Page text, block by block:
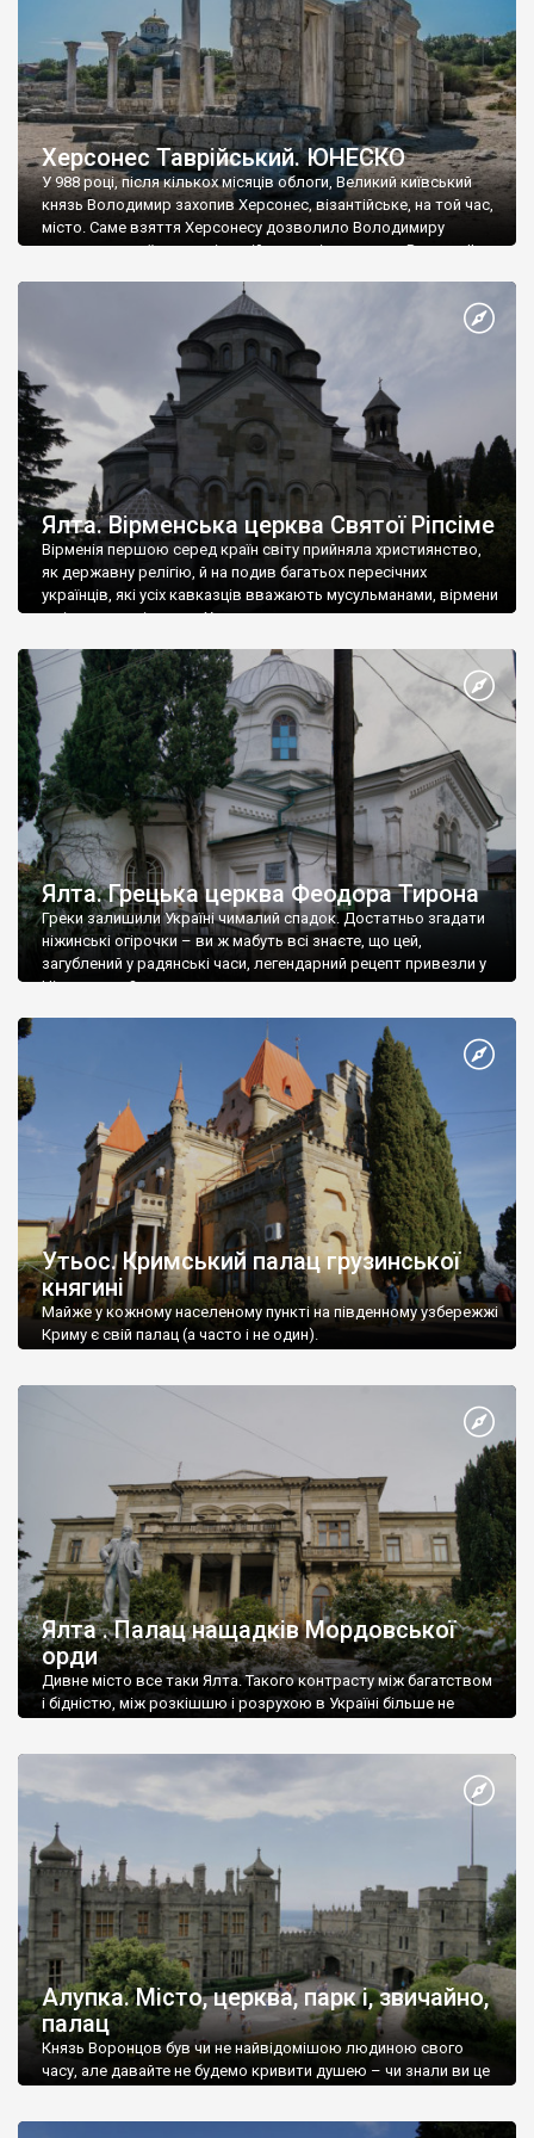
Херсонес Таврійський. ЮНЕСКО
У 988 році, після кількох місяців облоги, Великий київський
князь Володимир захопив Херсонес, візантійське, на той час,
місто. Саме взяття Херсонесу дозволило Володимиру
диктувати свої умови візантійському імператору Василю ІІ, та
Херсонесі Володимир-язичник, став Василем-християнином.
А потім було Хрещення Русі. На честь Херсонесу Таврійського
Ялта. Вірменська церква Святої Ріпсіме
Вірменія першою серед країн світу прийняла християнство,
як державну релігію, й на подив багатьох пересічних
українців, які усіх кавказців вважають мусульманами, вірмени
є відданими вірянами Христа
Ялта. Грецька церква Феодора Тирона
Греки залишили Україні чималий спадок. Достатньо згадати
ніжинські огірочки – ви ж мабуть всі знаєте, що цей,
загублений у радянські часи, легендарний рецепт привезли у
Ніжин греки?
Утьос. Кримський палац грузинської
княгині
Майже у кожному населеному пункті на південному узбережжі
Криму є свій палац (а часто і не один).
Ялта . Палац нащадків Мордовської
орди
Дивне місто все таки Ялта. Такого контрасту між багатством
і бідністю, між розкішшю і розрухою в Україні більше не
Алупка. Місто, церква, парк і, звичайно,
палац
Князь Воронцов був чи не найвідомішою людиною свого
часу, але давайте не будемо кривити душею – чи знали ви це